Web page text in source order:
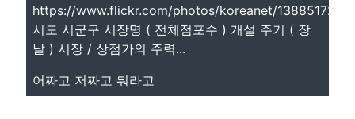
https://www.flickr.com/photos/koreanet/
시도 시군구 시장명 ( 전체점포수 ) 개설 주기 ( 장
날 ) 시장 / 상점가의 주력...
어짜고 저짜고 뭐라고